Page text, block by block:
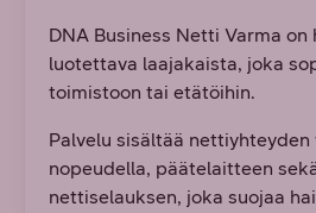
DNA Business Netti Varma on
luotettava laajakaista, joka
toimistoon tai etätöihin.
Palvelu sisältää
nopeudella, päätelaitteen
nettiselauksen, joka suojaa